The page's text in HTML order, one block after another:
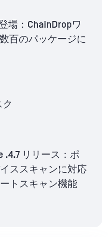
場：ChainDropワ
百のパッケージに
.4.7 リリース：ポ
ススキャンに対応
トスキャン機能